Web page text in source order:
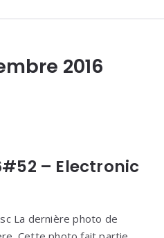
2016
– Electronic
La dernière photo de